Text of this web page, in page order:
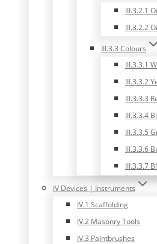
III.3.2.1
III.3.2.2
III.3.3 Colours
III.3.3.1
III.3.3.2
III.3.3.3
III.3.3.4
III.3.3.5
III.3.3.6
III.3.3.7
IV Devices | Instruments
IV.1 Scaffolding
IV.2 Masonry Tools
IV.3 Paintbrushes